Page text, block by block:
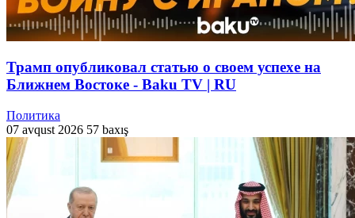
Трамп опубликовал статью о своем успехе на
Ближнем Востоке - Baku TV | RU
Политика
07 avqust 2026 57 baxış